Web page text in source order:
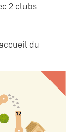
2 clubs
du